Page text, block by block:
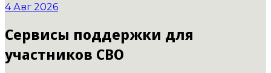
4 Авг 2026
Сервисы поддержки для
участников СВО